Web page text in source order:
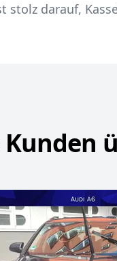
stolz darauf,